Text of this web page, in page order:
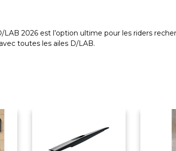
LAB 2026 est l’option ultime pour les riders
toutes les ailes D/LAB.